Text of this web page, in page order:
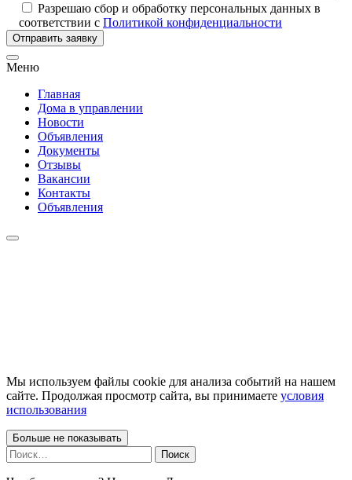
Разрешаю сбор и обработку персональных данных в
соответствии с Политикой конфиденциальности
Отправить заявку
Меню
Главная
Дома в управлении
Новости
Объявления
Документы
Отзывы
Вакансии
Контакты
Объявления
Мы используем файлы cookie для анализа событий на нашем
сайте. Продолжая просмотр сайта, вы принимаете условия
использования
Больше не показывать
Найти: